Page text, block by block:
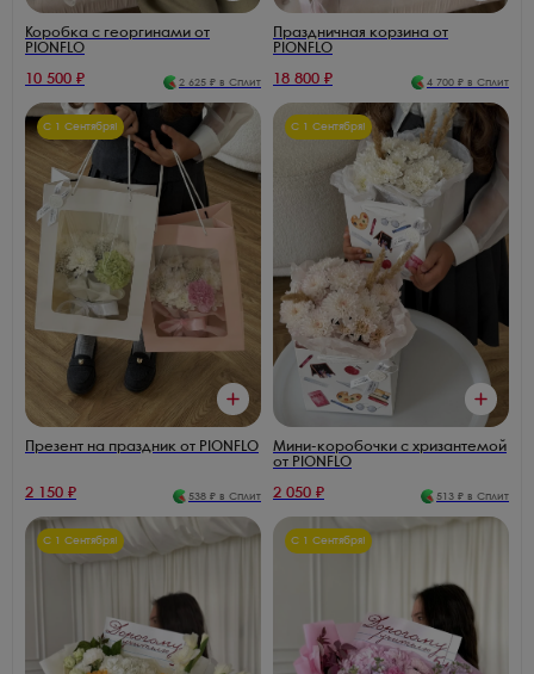
Коробка с георгинами от
PIONFLO
10 500 ₽ 2 625 ₽ в Сплит
Праздничная корзина от
PIONFLO
18 800 ₽ 4 700 ₽ в Сплит
С 1 Сентября!
Презент на праздник от PIONFLO
2 150 ₽ 538 ₽ в Сплит
С 1 Сентября!
Мини-коробочки с хризантемой
от PIONFLO
2 050 ₽ 513 ₽ в Сплит
С 1 Сентября! С 1 Сентября!